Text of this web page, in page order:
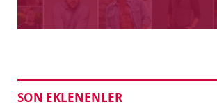
SON EKLENENLER